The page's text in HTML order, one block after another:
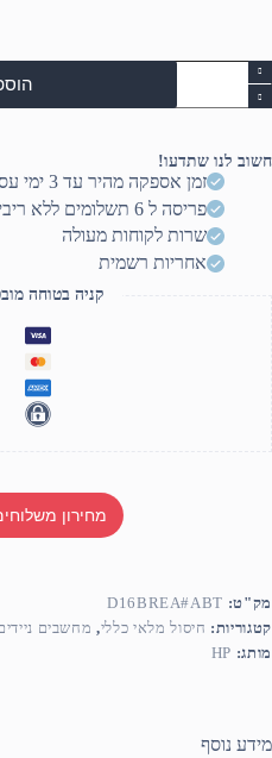
כמות
של
HP
15-
fd2000nj
225U/16GB
חשוב לנו שתדעו!
זמן אספקה מהיר עד 3 ימי עסקים
פריסה ל 6 תשלומים ללא ריבית (יותר? דברו איתנו)
שרות לקוחות מעולה
אחריות רשמית
קניה בטוחה
מחירון
מק"ט: D16BREA#ABT
קטגוריות: חיסול מלאי כללי, מחשבים
מותג: HP
מידע נוסף